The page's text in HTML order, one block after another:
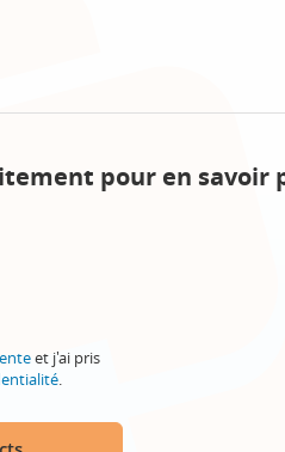
pour en savoir
et j'ai pris
.